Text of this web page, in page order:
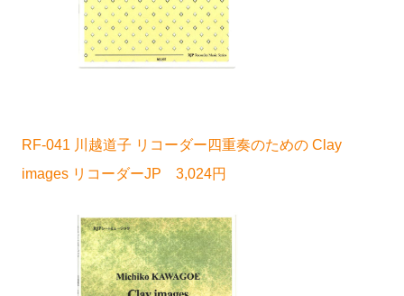
RF-041 川越道子 リコーダー四重奏のための Clay
images リコーダーJP 3,024円